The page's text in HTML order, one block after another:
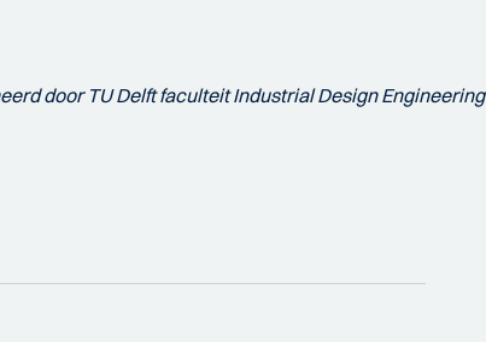
door TU Delft faculteit Industrial Design Engineering